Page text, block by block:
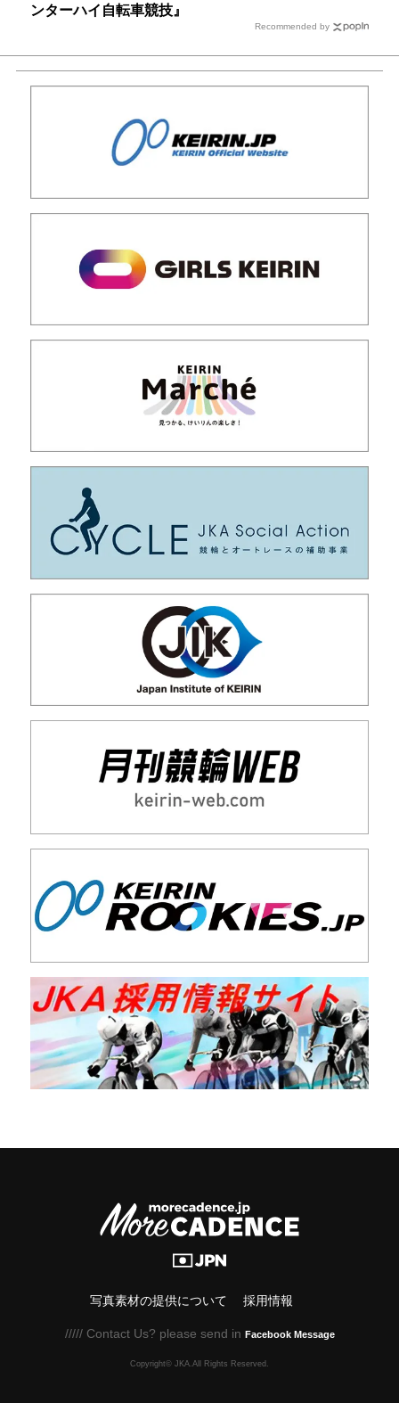
ンターハイ自転車競技』
Recommended by
写真素材の提供について 採用情報
///// Contact Us? please send in Facebook Message
Copyright© JKA.All Rights Reserved.